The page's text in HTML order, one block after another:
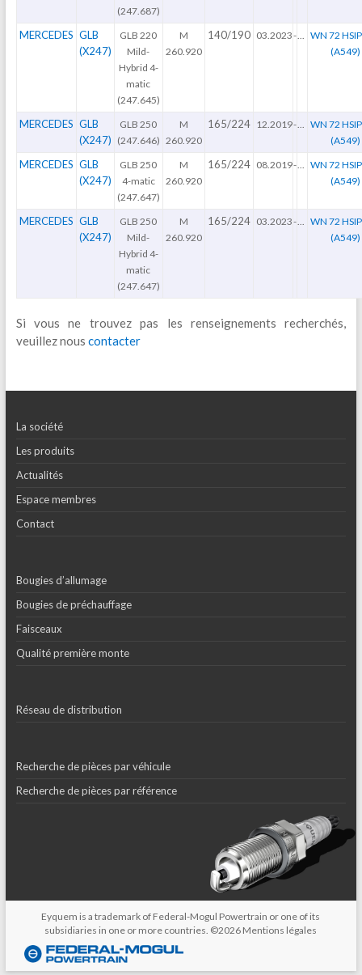
(247.687)
MERCEDES GLB
(X247)
GLB 220
Mild-
Hybrid 4-
matic
(247.645)
M
260.920
140/190 03.2023-
WN 72
(A549)
MERCEDES GLB
(X247)
GLB 250
(247.646)
M
260.920
165/224 12.2019-
WN 72
(A549)
MERCEDES GLB
(X247)
GLB 250
4-matic
(247.647)
M
260.920
165/224 08.2019-
WN 72
(A549)
MERCEDES GLB
(X247)
GLB 250
Mild-
Hybrid 4-
matic
(247.647)
M
260.920
165/224 03.2023-
WN 72
(A549)
Si vous ne trouvez pas les renseignements recherchés,
veuillez nous contacter
La société
Les produits
Actualités
Espace membres
Contact
Bougies d’allumage
Bougies de préchauffage
Faisceaux
Qualité première monte
Réseau de distribution
Recherche de pièces par véhicule
Recherche de pièces par référence
Eyquem is a trademark of Federal-Mogul Powertrain or one of its
subsidiaries in one or more countries. ©2026 Mentions légales